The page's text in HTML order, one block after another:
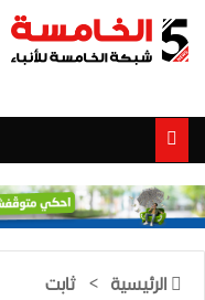
الرئيسية > ثابت